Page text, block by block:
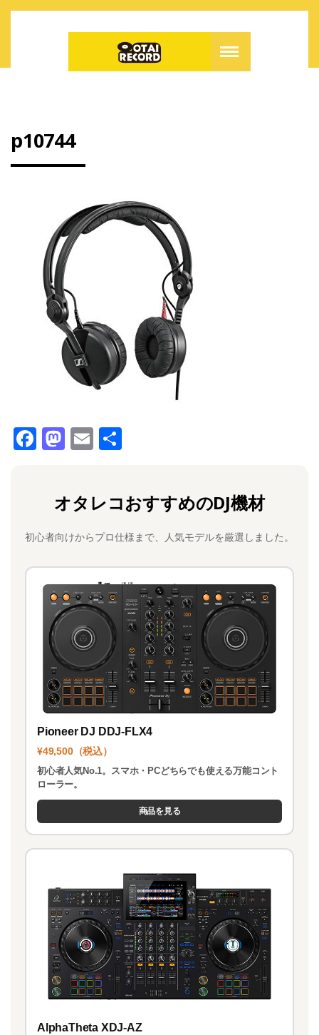
p10744
F
b
o
o
k
M
o
d
o
n
E
l
オタレコおすすめのDJ機材
初心者向けからプロ仕様まで、人気モデルを厳選しました。
Pioneer DJ DDJ-FLX4
¥49,500（税込）
初心者人気No.1。スマホ・PCどちらでも使える万能コント
ローラー。
商品を見る
AlphaTheta XDJ-AZ